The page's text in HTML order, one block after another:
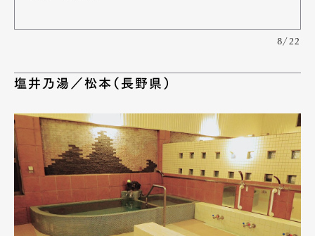
8/22
塩井乃湯／松本（長野県）